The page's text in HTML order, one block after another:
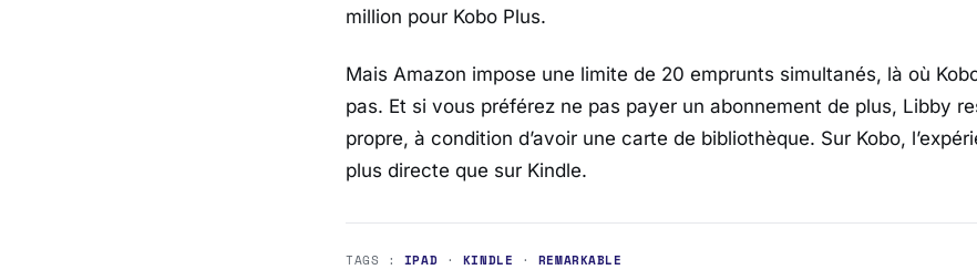
million pour Kobo Plus.
Mais Amazon impose une limite de 20 emprunts simultanés, là où
pas. Et si vous préférez ne pas payer un abonnement de plus, Libby
propre, à condition d’avoir une carte de bibliothèque. Sur Kobo,
plus directe que sur Kindle.
TAGS : IPAD · KINDLE · REMARKABLE